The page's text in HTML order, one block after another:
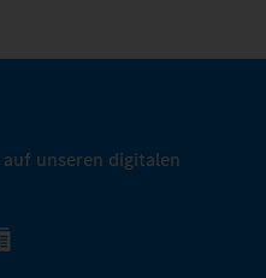
unseren digitalen